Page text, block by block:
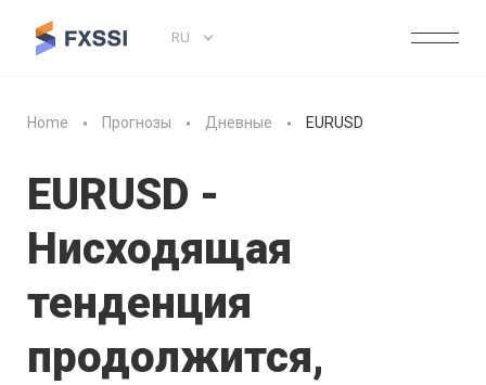
RU
Home Прогнозы Дневные EURUSD
EURUSD -
Нисходящая
тенденция
продолжится,